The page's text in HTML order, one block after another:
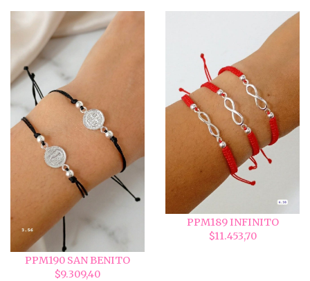
PPM190 SAN BENITO
$9.309,40
PPM189 INFINITO
$11.453,70